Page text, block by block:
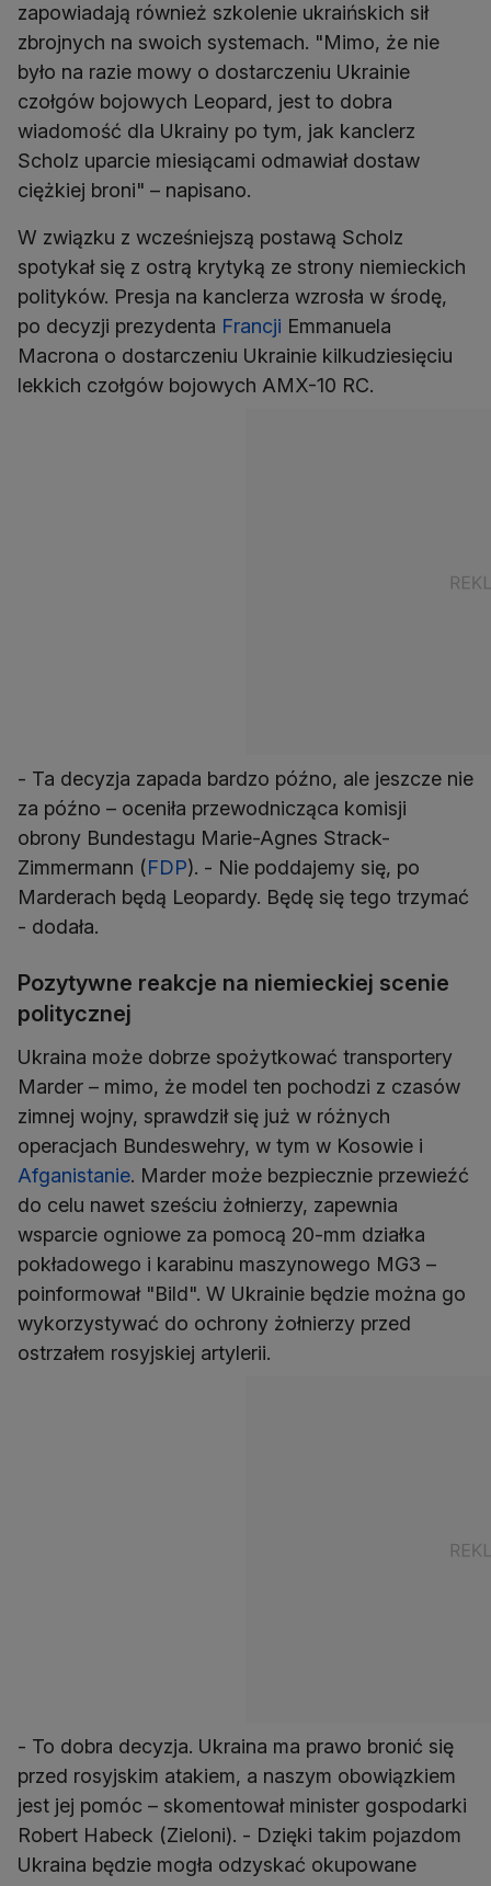
zapowiadają również szkolenie ukraińskich sił
zbrojnych na swoich systemach. "Mimo, że nie
było na razie mowy o dostarczeniu Ukrainie
czołgów bojowych Leopard, jest to dobra
wiadomość dla Ukrainy po tym, jak kanclerz
Scholz uparcie miesiącami odmawiał dostaw
ciężkiej broni" – napisano.
W związku z wcześniejszą postawą Scholz
spotykał się z ostrą krytyką ze strony niemieckich
polityków. Presja na kanclerza wzrosła w środę,
po decyzji prezydenta Francji Emmanuela
Macrona o dostarczeniu Ukrainie kilkudziesięciu
lekkich czołgów bojowych AMX-10 RC.
- Ta decyzja zapada bardzo późno, ale jeszcze nie
za późno – oceniła przewodnicząca komisji
obrony Bundestagu Marie-Agnes Strack-
Zimmermann (FDP). - Nie poddajemy się, po
Marderach będą Leopardy. Będę się tego trzymać
- dodała.
Pozytywne reakcje na niemieckiej scenie
politycznej
Ukraina może dobrze spożytkować transportery
Marder – mimo, że model ten pochodzi z czasów
zimnej wojny, sprawdził się już w różnych
operacjach Bundeswehry, w tym w Kosowie i
Afganistanie. Marder może bezpiecznie przewieźć
do celu nawet sześciu żołnierzy, zapewnia
wsparcie ogniowe za pomocą 20-mm działka
pokładowego i karabinu maszynowego MG3 –
poinformował "Bild". W Ukrainie będzie można go
wykorzystywać do ochrony żołnierzy przed
ostrzałem rosyjskiej artylerii.
- To dobra decyzja. Ukraina ma prawo bronić się
przed rosyjskim atakiem, a naszym obowiązkiem
jest jej pomóc – skomentował minister gospodarki
Robert Habeck (Zieloni). - Dzięki takim pojazdom
Ukraina będzie mogła odzyskać okupowane